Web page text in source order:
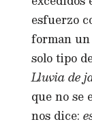
esfuerzo
forman
solo tipo
Lluvia de
que no se
nos dice: